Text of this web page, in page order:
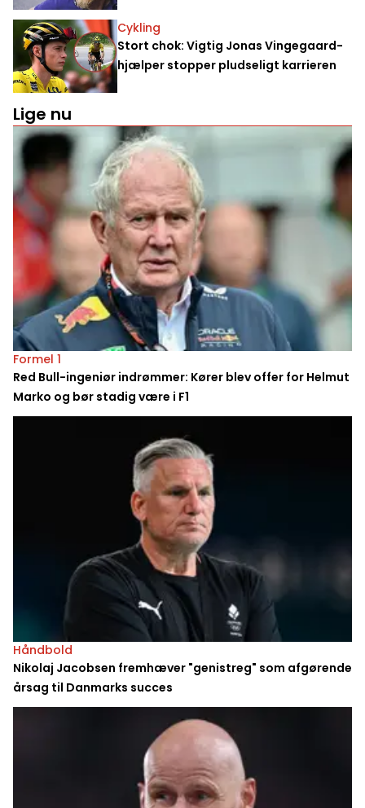
Cykling
Stort chok: Vigtig Jonas Vingegaard-
hjælper stopper pludseligt karrieren
Lige nu
Formel 1
Red Bull-ingeniør indrømmer: Kører blev offer for Helmut
Marko og bør stadig være i F1
Håndbold
Nikolaj Jacobsen fremhæver "genistreg" som afgørende
årsag til Danmarks succes